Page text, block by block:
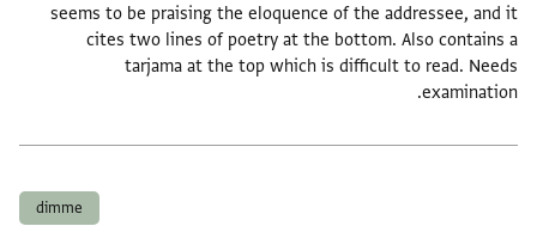
seems to be praising the eloquence of the addressee, and it
cites two lines of poetry at the bottom. Also contains a
tarjama at the top which is difficult to read. Needs
examination.
dimme